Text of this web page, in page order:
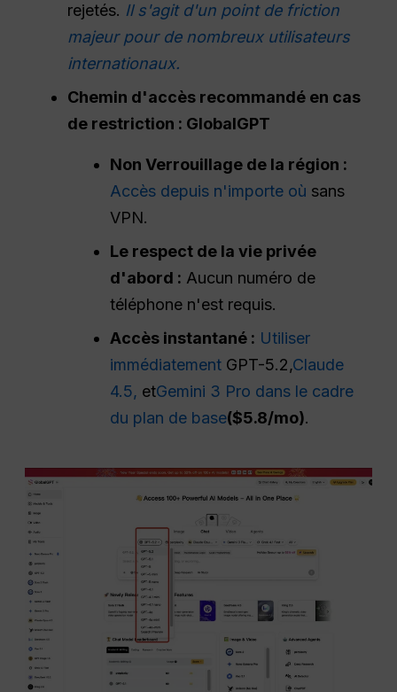
rejetés. Il s'agit d'un point de friction
majeur pour de nombreux utilisateurs
internationaux.
Chemin d'accès recommandé en cas
de restriction : GlobalGPT
Non Verrouillage de la région :
Accès depuis n'importe où sans
VPN.
Le respect de la vie privée
d'abord : Aucun numéro de
téléphone n'est requis.
Accès instantané : Utiliser
immédiatement GPT-5.2,Claude
4.5, etGemini 3 Pro dans le cadre
du plan de base($5.8/mo).